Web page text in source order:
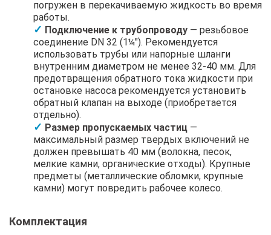
погружен в перекачиваемую жидкость во время
работы.
Подключение к трубопроводу — резьбовое
соединение DN 32 (1¼"). Рекомендуется
использовать трубы или напорные шланги
внутренним диаметром не менее 32-40 мм. Для
предотвращения обратного тока жидкости при
остановке насоса рекомендуется установить
обратный клапан на выходе (приобретается
отдельно).
Размер пропускаемых частиц —
максимальный размер твердых включений не
должен превышать 40 мм (волокна, песок,
мелкие камни, органические отходы). Крупные
предметы (металлические обломки, крупные
камни) могут повредить рабочее колесо.
Комплектация